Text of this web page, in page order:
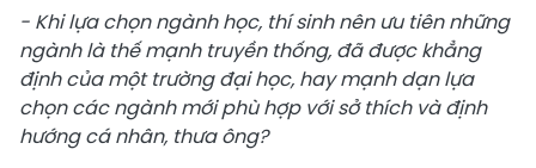
- Khi lựa chọn ngành học, thí sinh nên ưu tiên những
ngành là thế mạnh truyền thống, đã được khẳng
định của một trường đại học, hay mạnh dạn lựa
chọn các ngành mới phù hợp với sở thích và định
hướng cá nhân, thưa ông?